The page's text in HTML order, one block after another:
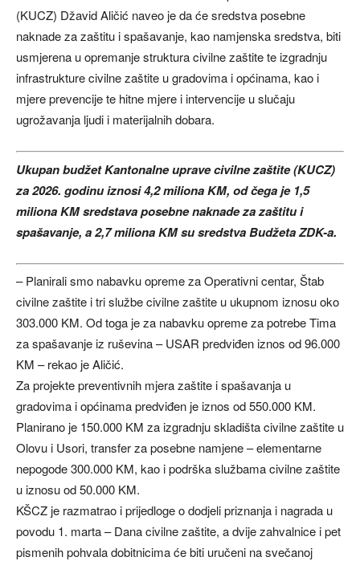
(KUCZ) Džavid Aličić naveo je da će sredstva posebne
naknade za zaštitu i spašavanje, kao namjenska sredstva, biti
usmjerena u opremanje struktura civilne zaštite te izgradnju
infrastrukture civilne zaštite u gradovima i općinama, kao i
mjere prevencije te hitne mjere i intervencije u slučaju
ugrožavanja ljudi i materijalnih dobara.
Ukupan budžet Kantonalne uprave civilne zaštite (KUCZ)
za 2026. godinu iznosi 4,2 miliona KM, od čega je 1,5
miliona KM sredstava posebne naknade za zaštitu i
spašavanje, a 2,7 miliona KM su sredstva Budžeta ZDK-a.
– Planirali smo nabavku opreme za Operativni centar, Štab
civilne zaštite i tri službe civilne zaštite u ukupnom iznosu oko
303.000 KM. Od toga je za nabavku opreme za potrebe Tima
za spašavanje iz ruševina – USAR predviđen iznos od 96.000
KM – rekao je Aličić.
Za projekte preventivnih mjera zaštite i spašavanja u
gradovima i općinama predviđen je iznos od 550.000 KM.
Planirano je 150.000 KM za izgradnju skladišta civilne zaštite u
Olovu i Usori, transfer za posebne namjene – elementarne
nepogode 300.000 KM, kao i podrška službama civilne zaštite
u iznosu od 50.000 KM.
KŠCZ je razmatrao i prijedloge o dodjeli priznanja i nagrada u
povodu 1. marta – Dana civilne zaštite, a dvije zahvalnice i pet
pismenih pohvala dobitnicima će biti uručeni na svečanoj